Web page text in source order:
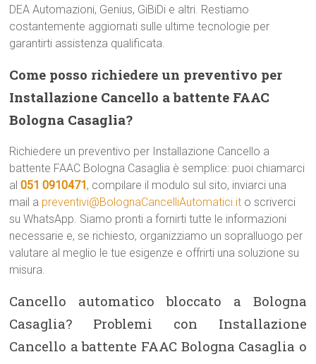
DEA Automazioni, Genius, GiBiDi e altri. Restiamo
costantemente aggiornati sulle ultime tecnologie per
garantirti assistenza qualificata.
Come posso richiedere un preventivo per
Installazione Cancello a battente FAAC
Bologna Casaglia?
Richiedere un preventivo per Installazione Cancello a
battente FAAC Bologna Casaglia è semplice: puoi chiamarci
al051 0910471, compilare il modulo sul sito, inviarci una
mail a preventivi@BolognaCancelliAutomatici.it o scriverci
su WhatsApp. Siamo pronti a fornirti tutte le informazioni
necessarie e, se richiesto, organizziamo un sopralluogo per
valutare al meglio le tue esigenze e offrirti una soluzione su
misura.
Cancello automatico bloccato a Bologna
Casaglia? Problemi con Installazione
Cancello a battente FAAC Bologna Casaglia o